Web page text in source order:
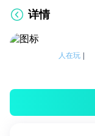
详情
人在玩